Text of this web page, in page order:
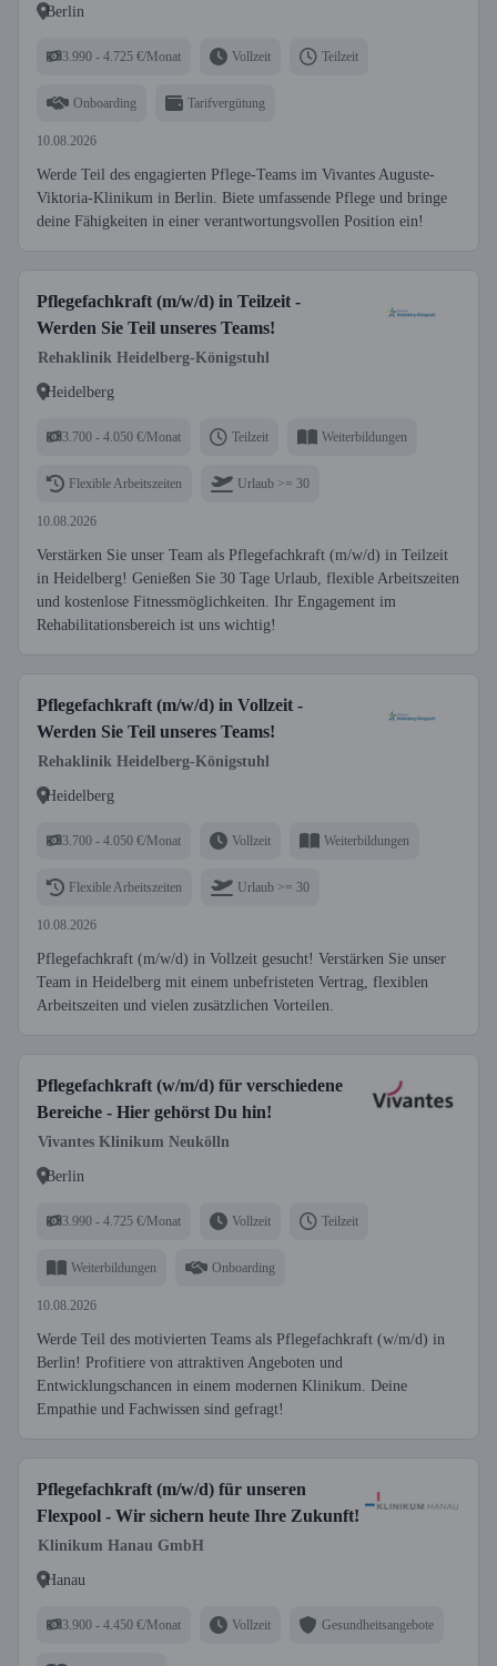
Berlin
3.990 - 4.725 €/Monat Vollzeit Teilzeit
Onboarding Tarifvergütung
10.08.2026
Werde Teil des engagierten Pflege-Teams im Vivantes Auguste-
Viktoria-Klinikum in Berlin. Biete umfassende Pflege und bringe
deine Fähigkeiten in einer verantwortungsvollen Position ein!
Pflegefachkraft (m/w/d) in Teilzeit -
Werden Sie Teil unseres Teams!
Rehaklinik Heidelberg-Königstuhl
Heidelberg
3.700 - 4.050 €/Monat Teilzeit Weiterbildungen
Flexible Arbeitszeiten Urlaub >= 30
10.08.2026
Verstärken Sie unser Team als Pflegefachkraft (m/w/d) in Teilzeit
in Heidelberg! Genießen Sie 30 Tage Urlaub, flexible Arbeitszeiten
und kostenlose Fitnessmöglichkeiten. Ihr Engagement im
Rehabilitationsbereich ist uns wichtig!
Pflegefachkraft (m/w/d) in Vollzeit -
Werden Sie Teil unseres Teams!
Rehaklinik Heidelberg-Königstuhl
Heidelberg
3.700 - 4.050 €/Monat Vollzeit Weiterbildungen
Flexible Arbeitszeiten Urlaub >= 30
10.08.2026
Pflegefachkraft (m/w/d) in Vollzeit gesucht! Verstärken Sie unser
Team in Heidelberg mit einem unbefristeten Vertrag, flexiblen
Arbeitszeiten und vielen zusätzlichen Vorteilen.
Pflegefachkraft (w/m/d) für verschiedene
Bereiche - Hier gehörst Du hin!
Vivantes Klinikum Neukölln
Berlin
3.990 - 4.725 €/Monat Vollzeit Teilzeit
Weiterbildungen Onboarding
10.08.2026
Werde Teil des motivierten Teams als Pflegefachkraft (w/m/d) in
Berlin! Profitiere von attraktiven Angeboten und
Entwicklungschancen in einem modernen Klinikum. Deine
Empathie und Fachwissen sind gefragt!
Pflegefachkraft (m/w/d) für unseren
Flexpool - Wir sichern heute Ihre Zukunft!
Klinikum Hanau GmbH
Hanau
3.900 - 4.450 €/Monat Vollzeit Gesundheitsangebote